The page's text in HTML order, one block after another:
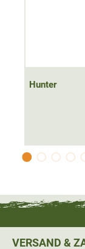
Hunter
VERSAND &